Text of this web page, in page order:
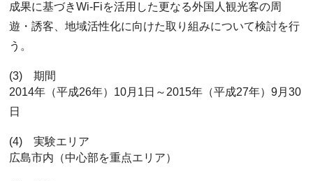
成果に基づきWi-Fiを活用した更なる外国人観光客の周
遊・誘客、地域活性化に向けた取り組みについて検討を行
う。
(3) 期間
2014年（平成26年）10月1日～2015年（平成27年）9月30
日
(4) 実験エリア
広島市内（中心部を重点エリア）